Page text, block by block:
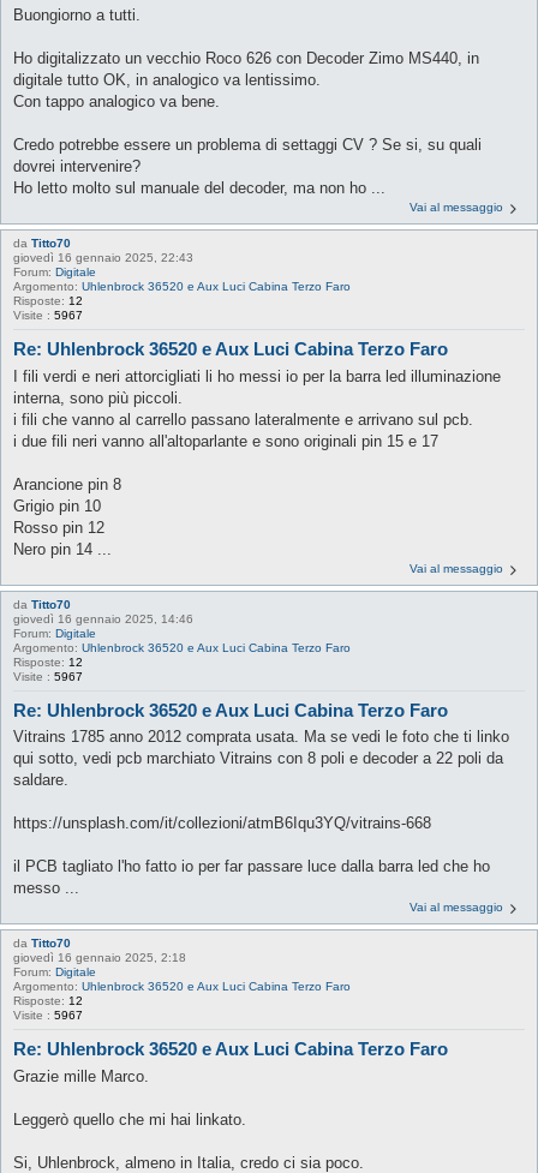
Buongiorno a tutti.
Ho digitalizzato un vecchio Roco 626 con Decoder Zimo MS440, in
digitale tutto OK, in analogico va lentissimo.
Con tappo analogico va bene.
Credo potrebbe essere un problema di settaggi CV ? Se si, su quali
dovrei intervenire?
Ho letto molto sul manuale del decoder, ma non ho ...
Vai al messaggio
da Titto70
giovedì 16 gennaio 2025, 22:43
Forum: Digitale
Argomento: Uhlenbrock 36520 e Aux Luci Cabina Terzo Faro
Risposte: 12
Visite : 5967
Re: Uhlenbrock 36520 e Aux Luci Cabina Terzo Faro
I fili verdi e neri attorcigliati li ho messi io per la barra led illuminazione
interna, sono più piccoli.
i fili che vanno al carrello passano lateralmente e arrivano sul pcb.
i due fili neri vanno all'altoparlante e sono originali pin 15 e 17
Arancione pin 8
Grigio pin 10
Rosso pin 12
Nero pin 14 ...
Vai al messaggio
da Titto70
giovedì 16 gennaio 2025, 14:46
Forum: Digitale
Argomento: Uhlenbrock 36520 e Aux Luci Cabina Terzo Faro
Risposte: 12
Visite : 5967
Re: Uhlenbrock 36520 e Aux Luci Cabina Terzo Faro
Vitrains 1785 anno 2012 comprata usata. Ma se vedi le foto che ti linko
qui sotto, vedi pcb marchiato Vitrains con 8 poli e decoder a 22 poli da
saldare.
https://unsplash.com/it/collezioni/atmB6Iqu3YQ/vitrains-668
il PCB tagliato l'ho fatto io per far passare luce dalla barra led che ho
messo ...
Vai al messaggio
da Titto70
giovedì 16 gennaio 2025, 2:18
Forum: Digitale
Argomento: Uhlenbrock 36520 e Aux Luci Cabina Terzo Faro
Risposte: 12
Visite : 5967
Re: Uhlenbrock 36520 e Aux Luci Cabina Terzo Faro
Grazie mille Marco.
Leggerò quello che mi hai linkato.
Si, Uhlenbrock, almeno in Italia, credo ci sia poco.